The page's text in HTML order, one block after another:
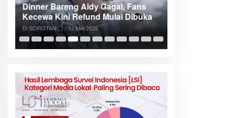
Dinner Bareng Aldy Gagal, Fans
Kecewa Kini Refund Mulai Dibuka
Di SOROTAN | 12 Mei 2025